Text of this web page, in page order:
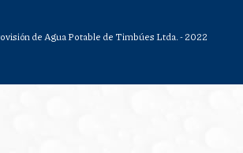
de Agua Potable de Timbúes Ltda. - 2022